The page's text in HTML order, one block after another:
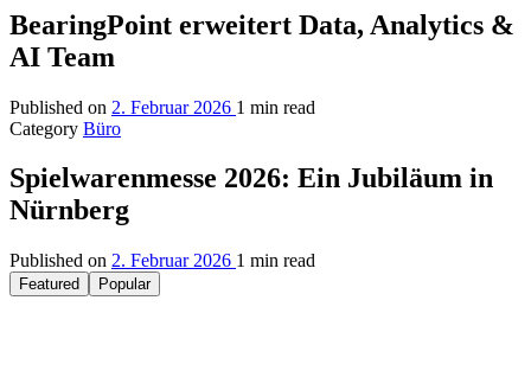
BearingPoint erweitert Data, Analytics &
AI Team
Published on 2. Februar 2026 1 min read
Category Büro
Spielwarenmesse 2026: Ein Jubiläum in
Nürnberg
Published on 2. Februar 2026 1 min read
Featured Popular